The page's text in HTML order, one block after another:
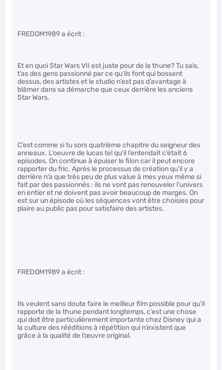
FREDOM1989 a écrit :
Et en quoi Star Wars VII est juste pour de la thune? Tu sais,
t’as des gens passionné par ce qu’ils font qui bossent
dessus, des artistes et le studio n’est pas d’avantage à
blâmer dans sa démarche que ceux derrière les anciens
Star Wars.
C’est comme si tu sors quatrième chapitre du seigneur des
anneaux. L’oeuvre de lucas tel qu’il l’entendait c’était 6
episodes. On continue à épuiser le filon car il peut encore
rapporter du fric. Après le processus de création qu’il y a
derrière n’a que très peu de plus value à mes yeux même si
fait par des passionnés : ils ne vont pas renouveler l’univers
en entier et ne doivent pas avoir beaucoup de marges. On
est sur un épisode où les séquences vont être choisies pour
plaire au public pas pour satisfaire des artistes.
FREDOM1989 a écrit :
Ils veulent sans doute faire le meilleur film possible pour qu’il
rapporte de la thune pendant longtemps, c’est une chose
qui doit être particulièrement importante chez Disney qui a
la culture des rééditions à répétition qui n’existent que
grâce à la qualité de l’œuvre original.